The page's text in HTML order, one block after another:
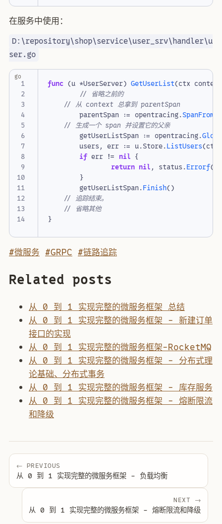
在服务中使用：
D:\repository\shop\service\user_srv\handler\u
ser.go
1
2
4
5
6
7
8
9
10
11
12
14
func (u *UserServer) GetUserList(ctx context
// 省略之前的
// 从 context 总拿到 parentSpan
parentSpan := opentracing.
// 生成一个 span 并设置它的父亲
getUserListSpan := opentracing.
users, err := u.Store.ListUsers(ctx
if err != nil {
return nil, status.Errorf(
}
getUserListSpan.Finish()
// 追踪结束。
// 省略其他
}
go
#微服务 #GRPC #链路追踪
Related posts
从 0 到 1 实现完整的微服务框架 总结
从 0 到 1 实现完整的微服务框架 - 新建订单
接口的实现
从 0 到 1 实现完整的微服务框架-RocketMQ
从 0 到 1 实现完整的微服务框架 - 分布式理
论基础、分布式事务
从 0 到 1 实现完整的微服务框架 - 库存服务
从 0 到 1 实现完整的微服务框架 - 熔断限流
和降级
← PREVIOUS
从 0 到 1 实现完整的微服务框架 - 负载均衡
NEXT →
从 0 到 1 实现完整的微服务框架 - 熔断限流和降级